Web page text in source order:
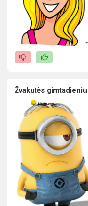
Žvakutės gimtadieniui